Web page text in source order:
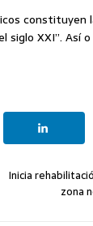
constituyen
XXI”. Así o
Inicia
zona